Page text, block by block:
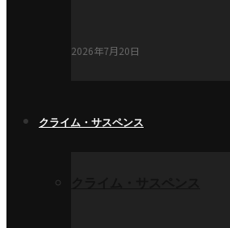
2026年7月20日
クライム・サスペンス